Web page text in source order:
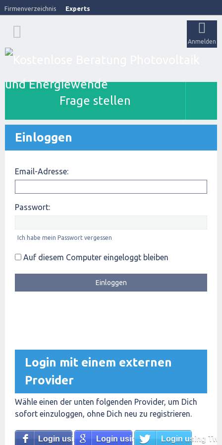
Firmenverzeichnis Experts
Anmelden
Frage stellen
Einloggen
Email-Adresse:
Passwort:
Ich habe mein Passwort vergessen
Auf diesem Computer eingeloggt bleiben
Login mit einem externen
Provider
Wähle einen der unten folgenden Provider, um Dich
sofort einzuloggen, ohne Dich neu zu registrieren.
Login using FacebookLogin using GoogleLogin using